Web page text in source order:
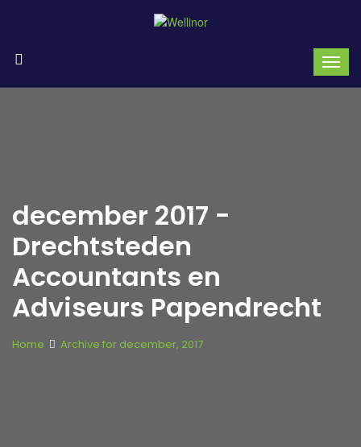
december 2017 -
Drechtsteden
Accountants en
Adviseurs Papendrecht
Home Archive for december, 2017